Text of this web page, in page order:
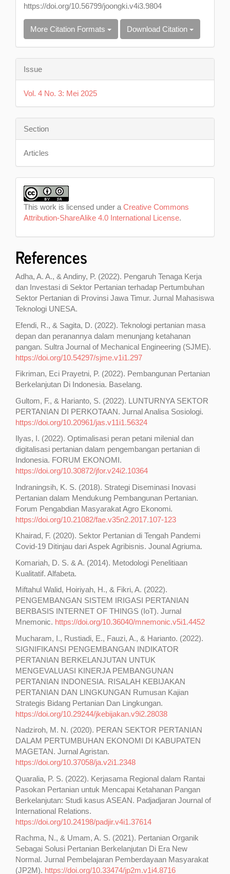
https://doi.org/10.56799/joongki.v4i3.9804
More Citation Formats Download Citation
Issue
Vol. 4 No. 3: Mei 2025
Section
Articles
This work is licensed under a Creative Commons
Attribution-ShareAlike 4.0 International License.
References
Adha, A. A., & Andiny, P. (2022). Pengaruh Tenaga Kerja
dan Investasi di Sektor Pertanian terhadap Pertumbuhan
Sektor Pertanian di Provinsi Jawa Timur. Jurnal Mahasiswa
Teknologi UNESA.
Efendi, R., & Sagita, D. (2022). Teknologi pertanian masa
depan dan peranannya dalam menunjang ketahanan
pangan. Sultra Journal of Mechanical Engineering (SJME).
https://doi.org/10.54297/sjme.v1i1.297
Fikriman, Eci Prayetni, P. (2022). Pembangunan Pertanian
Berkelanjutan Di Indonesia. Baselang.
Gultom, F., & Harianto, S. (2022). LUNTURNYA SEKTOR
PERTANIAN DI PERKOTAAN. Jurnal Analisa Sosiologi.
https://doi.org/10.20961/jas.v11i1.56324
Ilyas, I. (2022). Optimalisasi peran petani milenial dan
digitalisasi pertanian dalam pengembangan pertanian di
Indonesia. FORUM EKONOMI.
https://doi.org/10.30872/jfor.v24i2.10364
Indraningsih, K. S. (2018). Strategi Diseminasi Inovasi
Pertanian dalam Mendukung Pembangunan Pertanian.
Forum Pengabdian Masyarakat Agro Ekonomi.
https://doi.org/10.21082/fae.v35n2.2017.107-123
Khairad, F. (2020). Sektor Pertanian di Tengah Pandemi
Covid-19 Ditinjau dari Aspek Agribisnis. Jounal Agriuma.
Komariah, D. S. & A. (2014). Metodologi Penelitiaan
Kualitatif. Alfabeta.
Miftahul Walid, Hoiriyah, H., & Fikri, A. (2022).
PENGEMBANGAN SISTEM IRIGASI PERTANIAN
BERBASIS INTERNET OF THINGS (IoT). Jurnal
Mnemonic. https://doi.org/10.36040/mnemonic.v5i1.4452
Mucharam, I., Rustiadi, E., Fauzi, A., & Harianto. (2022).
SIGNIFIKANSI PENGEMBANGAN INDIKATOR
PERTANIAN BERKELANJUTAN UNTUK
MENGEVALUASI KINERJA PEMBANGUNAN
PERTANIAN INDONESIA. RISALAH KEBIJAKAN
PERTANIAN DAN LINGKUNGAN Rumusan Kajian
Strategis Bidang Pertanian Dan Lingkungan.
https://doi.org/10.29244/jkebijakan.v9i2.28038
Nadziroh, M. N. (2020). PERAN SEKTOR PERTANIAN
DALAM PERTUMBUHAN EKONOMI DI KABUPATEN
MAGETAN. Jurnal Agristan.
https://doi.org/10.37058/ja.v2i1.2348
Quaralia, P. S. (2022). Kerjasama Regional dalam Rantai
Pasokan Pertanian untuk Mencapai Ketahanan Pangan
Berkelanjutan: Studi kasus ASEAN. Padjadjaran Journal of
International Relations.
https://doi.org/10.24198/padjir.v4i1.37614
Rachma, N., & Umam, A. S. (2021). Pertanian Organik
Sebagai Solusi Pertanian Berkelanjutan Di Era New
Normal. Jurnal Pembelajaran Pemberdayaan Masyarakat
(JP2M). https://doi.org/10.33474/jp2m.v1i4.8716